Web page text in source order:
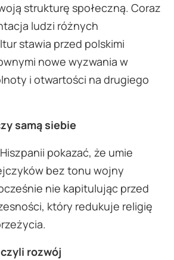
strukturę społeczną. Coraz
ludzi różnych
stawia przed polskimi
nowe wyzwania w
i otwartości na drugiego
samą siebie
pokazać, że umie
bez tonu wojny
nie kapitulując przed
który redukuje religię
rozwój